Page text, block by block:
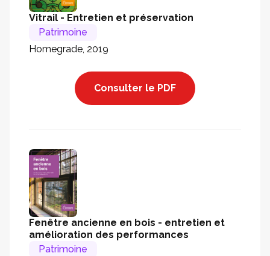
Vitrail - Entretien et préservation
Patrimoine
Homegrade, 2019
Consulter le PDF
Fenêtre ancienne en bois - entretien et
amélioration des performances
Patrimoine